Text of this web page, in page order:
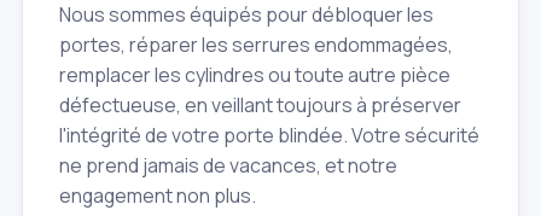
Nous sommes équipés pour débloquer les
portes, réparer les serrures endommagées,
remplacer les cylindres ou toute autre pièce
défectueuse, en veillant toujours à préserver
l'intégrité de votre porte blindée. Votre sécurité
ne prend jamais de vacances, et notre
engagement non plus.